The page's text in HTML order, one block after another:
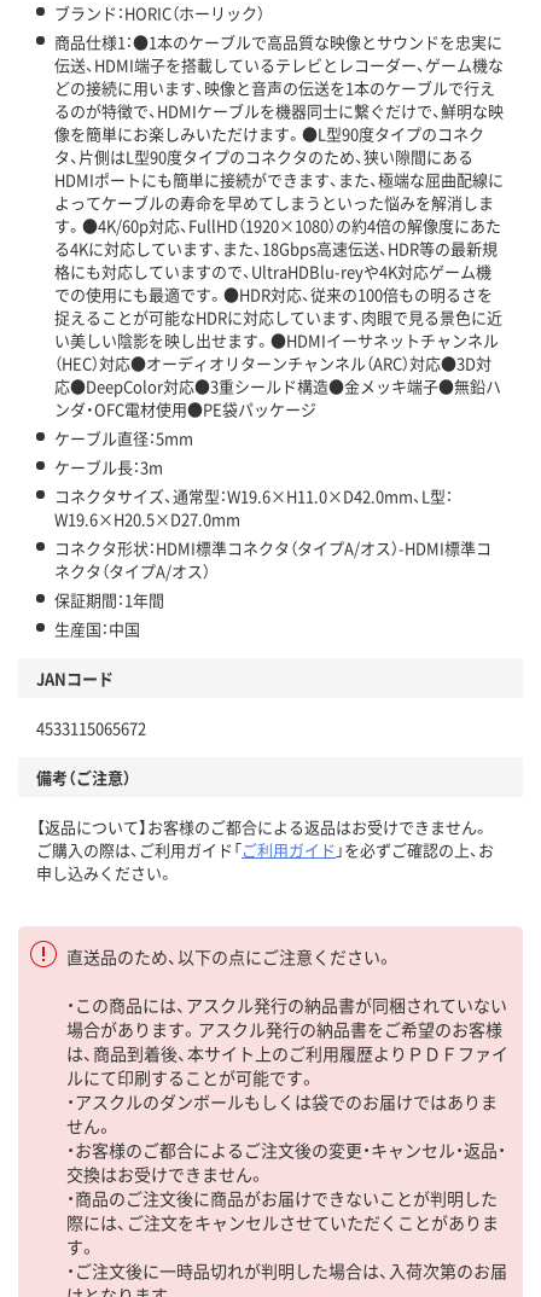
ブランド：HORIC（ホーリック）
商品仕様1：●1本のケーブルで高品質な映像とサウンドを忠実に
伝送、HDMI端子を搭載しているテレビとレコーダー、ゲーム機な
どの接続に用います、映像と音声の伝送を1本のケーブルで行え
るのが特徴で、HDMIケーブルを機器同士に繋ぐだけで、鮮明な映
像を簡単にお楽しみいただけます。●L型90度タイプのコネク
タ、片側はL型90度タイプのコネクタのため、狭い隙間にある
HDMIポートにも簡単に接続ができます、また、極端な屈曲配線に
よってケーブルの寿命を早めてしまうといった悩みを解消しま
す。●4K/60p対応、FullHD（1920×1080）の約4倍の解像度にあた
る4Kに対応しています、また、18Gbps高速伝送、HDR等の最新規
格にも対応していますので、UltraHDBlu-reyや4K対応ゲーム機
での使用にも最適です。●HDR対応、従来の100倍もの明るさを
捉えることが可能なHDRに対応しています、肉眼で見る景色に近
い美しい陰影を映し出せます。●HDMIイーサネットチャンネル
（HEC）対応●オーディオリターンチャンネル（ARC）対応●3D対
応●DeepColor対応●3重シールド構造●金メッキ端子●無鉛ハ
ンダ・OFC電材使用●PE袋パッケージ
ケーブル直径：5mm
ケーブル長：3m
コネクタサイズ、通常型：W19.6×H11.0×D42.0mm、L型：
W19.6×H20.5×D27.0mm
コネクタ形状：HDMI標準コネクタ（タイプA/オス）-HDMI標準コ
ネクタ（タイプA/オス）
保証期間：1年間
生産国：中国
JANコード
4533115065672
備考（ご注意）
【返品について】お客様のご都合による返品はお受けできません。
ご購入の際は、ご利用ガイド「ご利用ガイド 」を必ずご確認の上、お
申し込みください。
直送品のため、以下の点にご注意ください。
・この商品には、アスクル発行の納品書が同梱されていない
場合があります。アスクル発行の納品書をご希望のお客様
は、商品到着後、本サイト上のご利用履歴よりＰＤＦファイ
ルにて印刷することが可能です。
・アスクルのダンボールもしくは袋でのお届けではありま
せん。
・お客様のご都合によるご注文後の変更・キャンセル・返品・
交換はお受けできません。
・商品のご注文後に商品がお届けできないことが判明した
際には、ご注文をキャンセルさせていただくことがありま
す。
・ご注文後に一時品切れが判明した場合は、入荷次第のお届